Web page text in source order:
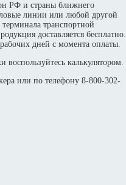
РФ и страны ближнего
линии или любой другой
транспортной
доставляется бесплатно.
дней с момента оплаты.
воспользуйтесь калькулятором.
или по телефону 8-800-302-